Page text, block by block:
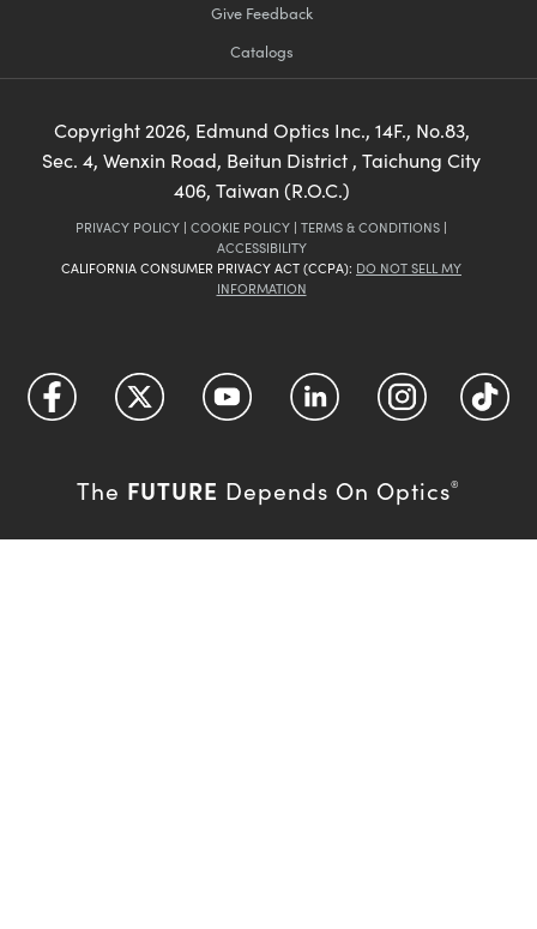
Give Feedback
Catalogs
Copyright 2026, Edmund Optics Inc., 14F., No.83,
Sec. 4, Wenxin Road, Beitun District , Taichung City
406, Taiwan (R.O.C.)
PRIVACY POLICY | COOKIE POLICY | TERMS & CONDITIONS |
ACCESSIBILITY
CALIFORNIA CONSUMER PRIVACY ACT (CCPA): DO NOT SELL MY
INFORMATION
The FUTURE Depends On Optics®